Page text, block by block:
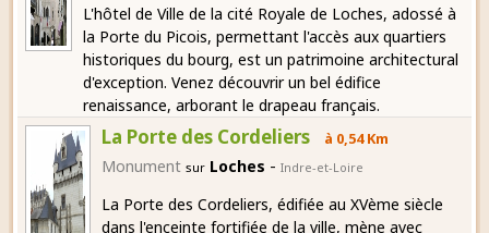
L'hôtel de Ville de la cité Royale de Loches, adossé à
la Porte du Picois, permettant l'accès aux quartiers
historiques du bourg, est un patrimoine architectural
d'exception. Venez découvrir un bel édifice
renaissance, arborant le drapeau français.
La Porte des Cordeliers à 0,54 Km
Monument sur Loches -Indre-et-Loire
La Porte des Cordeliers, édifiée au XVème siècle
dans l'enceinte fortifiée de la ville, mène avec